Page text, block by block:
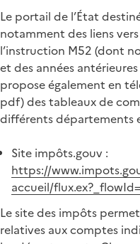
Le portail de l’État
notamment des liens
l’instruction M52 (dont
et des années
propose également en
pdf) des tableaux de
différents départements
Site impôts.gouv :
https://
accueil/
Le site des impôts
relatives aux comptes